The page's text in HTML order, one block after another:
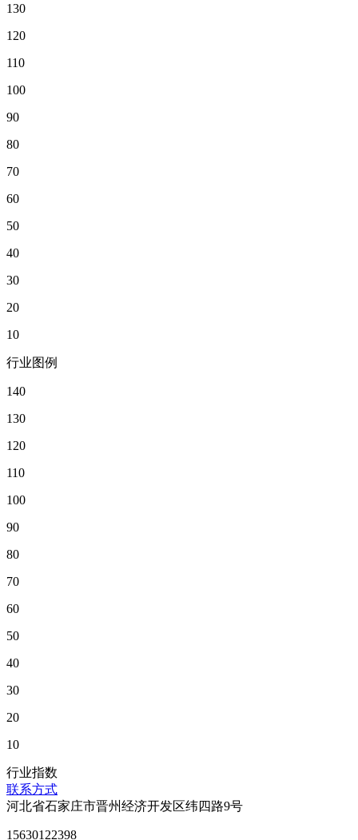
130
120
110
100
90
80
70
60
50
40
30
20
10
行业图例
140
130
120
110
100
90
80
70
60
50
40
30
20
10
行业指数
联系方式
河北省石家庄市晋州经济开发区纬四路9号
15630122398